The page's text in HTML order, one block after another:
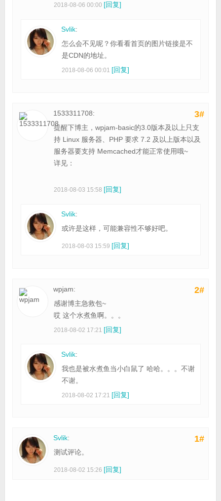
2018-08-06 00:00 [回复]
Svlik:
怎么会不见呢？你看看首页的图片链接是不
是CDN的地址。
2018-08-06 00:01 [回复]
3#
1533311708:
提醒下博主，wpjam-basic的3.0版本及以上只支
持 Linux 服务器、PHP 要求 7.2 及以上版本以及
服务器要支持 Memcached才能正常使用哦~
详见：
2018-08-03 15:58 [回复]
Svlik:
或许是这样，可能兼容性不够好吧。
2018-08-03 15:59 [回复]
2#
wpjam:
感谢博主急救包~
哎 这个水煮鱼啊。。。
2018-08-02 17:21 [回复]
Svlik:
我也是被水煮鱼当小白鼠了 哈哈。。。不谢
不谢。
2018-08-02 17:21 [回复]
1#
Svlik:
测试评论。
2018-08-02 15:26 [回复]